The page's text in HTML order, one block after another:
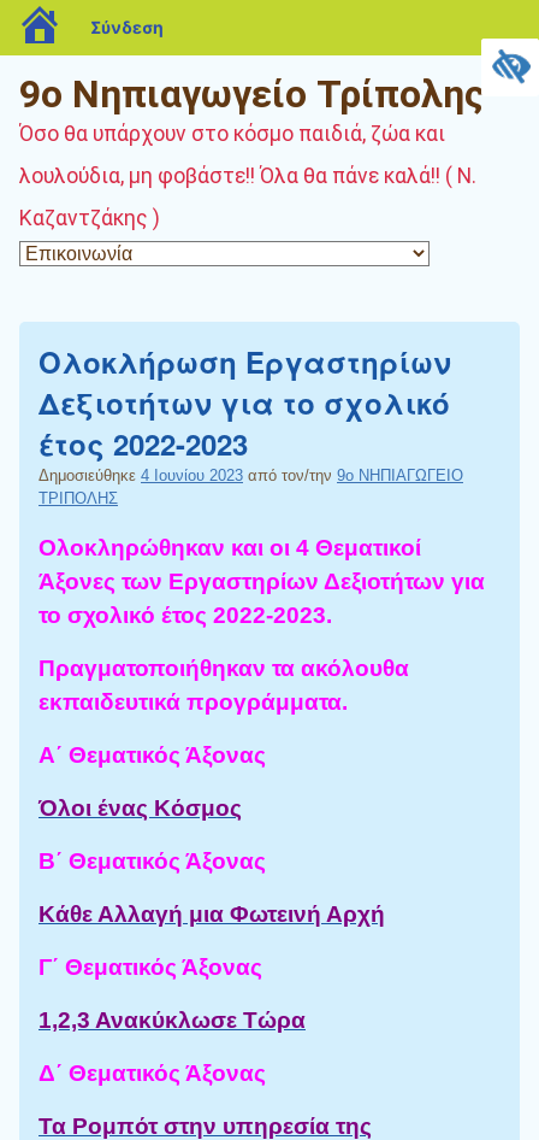
9ο Νηπιαγωγείο Τρίπολης
Όσο θα υπάρχουν στο κόσμο παιδιά, ζώα και
λουλούδια, μη φοβάστε!! Όλα θα πάνε καλά!! ( Ν.
Καζαντζάκης )
Ολοκλήρωση Εργαστηρίων
Δεξιοτήτων για το σχολικό
έτος 2022-2023
Δημοσιεύθηκε 4 Ιουνίου 2023 από τον/την 9ο ΝΗΠΙΑΓΩΓΕΙΟ
ΤΡΙΠΟΛΗΣ
Ολοκληρώθηκαν και οι 4 Θεματικοί
Άξονες των Εργαστηρίων Δεξιοτήτων για
το σχολικό έτος 2022-2023.
Πραγματοποιήθηκαν τα ακόλουθα
εκπαιδευτικά προγράμματα.
Α΄ Θεματικός Άξονας
Όλοι ένας Κόσμος
Β΄ Θεματικός Άξονας
Κάθε Αλλαγή μια Φωτεινή Αρχή
Γ΄ Θεματικός Άξονας
1,2,3 Ανακύκλωσε Τώρα
Δ΄ Θεματικός Άξονας
Τα Ρομπότ στην υπηρεσία της
blogs.sch.gr
Σύνδεση